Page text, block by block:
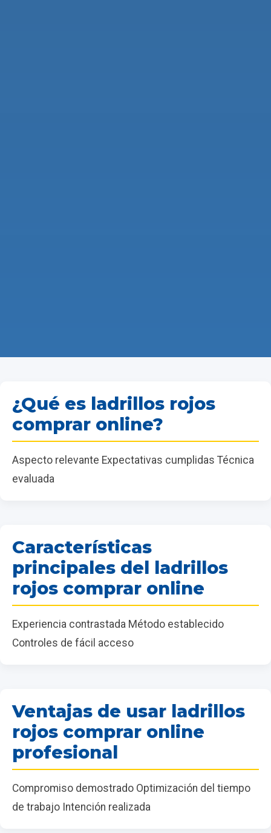
¿Qué es ladrillos rojos
comprar online?
Aspecto relevante Expectativas cumplidas Técnica
evaluada
Características
principales del ladrillos
rojos comprar online
Experiencia contrastada Método establecido
Controles de fácil acceso
Ventajas de usar ladrillos
rojos comprar online
profesional
Compromiso demostrado Optimización del tiempo
de trabajo Intención realizada